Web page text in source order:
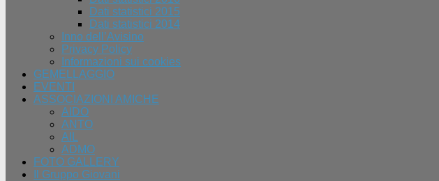
Dati statistici 2015
Dati statistici 2014
Inno dell’Avisino
Privacy Policy
Informazioni sui cookies
GEMELLAGGIO
EVENTI
ASSOCIAZIONI AMICHE
AIDO
ANTO
AIL
ADMO
FOTO GALLERY
Il Gruppo Giovani